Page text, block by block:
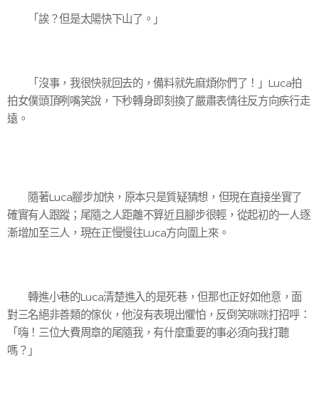
「誒？但是太陽快下山了。」
「沒事，我很快就回去的，備料就先麻煩你們了！」Luca拍
拍女僕頭頂咧嘴笑說，下秒轉身即刻換了嚴肅表情往反方向疾行走
遠。
隨著Luca腳步加快，原本只是質疑猜想，但現在直接坐實了
確實有人跟蹤；尾隨之人距離不算近且腳步很輕，從起初的一人逐
漸增加至三人，現在正慢慢往Luca方向圍上來。
轉進小巷的Luca清楚進入的是死巷，但那也正好如他意，面
對三名絕非善類的傢伙，他沒有表現出懼怕，反倒笑咪咪打招呼：
「嗨！三位大費周章的尾隨我，有什麼重要的事必須向我打聽
嗎？」